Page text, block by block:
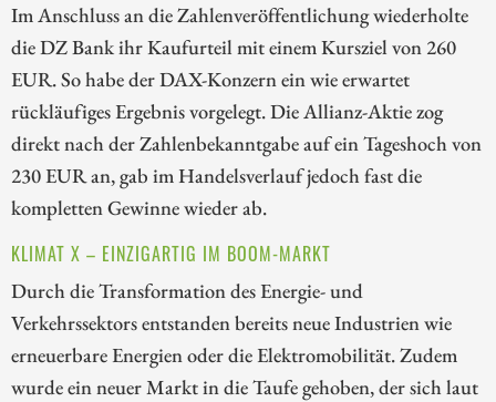
Im Anschluss an die Zahlenveröffentlichung wiederholte
die DZ Bank ihr Kaufurteil mit einem Kursziel von 260
EUR. So habe der DAX-Konzern ein wie erwartet
rückläufiges Ergebnis vorgelegt. Die Allianz-Aktie zog
direkt nach der Zahlenbekanntgabe auf ein Tageshoch von
230 EUR an, gab im Handelsverlauf jedoch fast die
kompletten Gewinne wieder ab.
KLIMAT X – EINZIGARTIG IM BOOM-MARKT
Durch die Transformation des Energie- und
Verkehrssektors entstanden bereits neue Industrien wie
erneuerbare Energien oder die Elektromobilität. Zudem
wurde ein neuer Markt in die Taufe gehoben, der sich laut